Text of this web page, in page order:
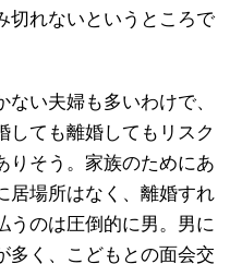
切れないというところで
い夫婦も多いわけで、
しても離婚してもリスク
りそう。家族のためにあ
居場所はなく、離婚すれ
うのは圧倒的に男。男に
多く、こどもとの面会交